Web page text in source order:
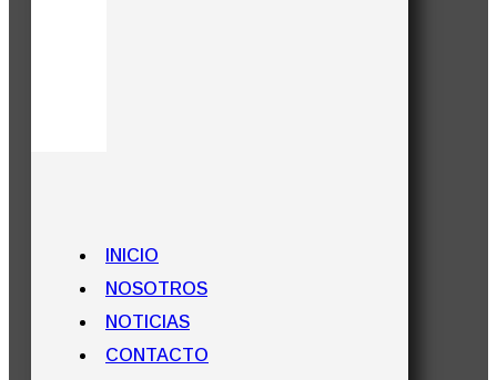
INICIO
NOSOTROS
NOTICIAS
CONTACTO